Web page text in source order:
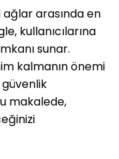
arasında en
kullanıcılarına
sunar.
kalmanın önemi
makalede,